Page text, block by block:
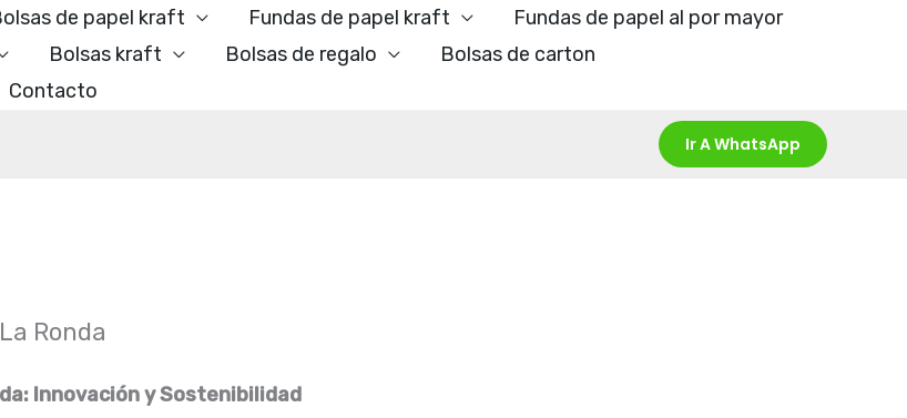
de papel kraft Fundas de papel kraft
Fundas de papel al por mayor
Bolsas kraft Bolsas de regalo
Bolsas de carton
Contacto
Ir A WhatsApp
Ronda
Innovación y Sostenibilidad